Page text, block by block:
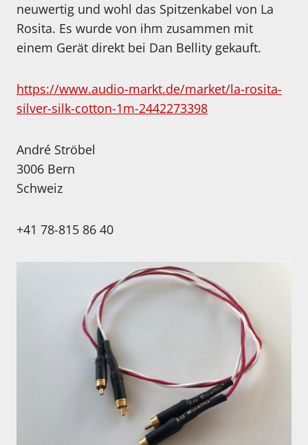
neuwertig und wohl das Spitzenkabel von La
Rosita. Es wurde von ihm zusammen mit
einem Gerät direkt bei Dan Bellity gekauft.
https://www.audio-markt.de/market/la-rosita-
silver-silk-cotton-1m-2442273398
André Ströbel
3006 Bern
Schweiz
+41 78-815 86 40